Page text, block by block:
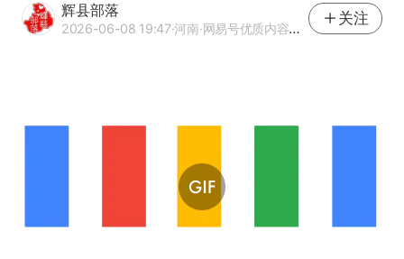
辉县部落
2026-06-08 19:47·河南·网易号优质内容创作者
关注